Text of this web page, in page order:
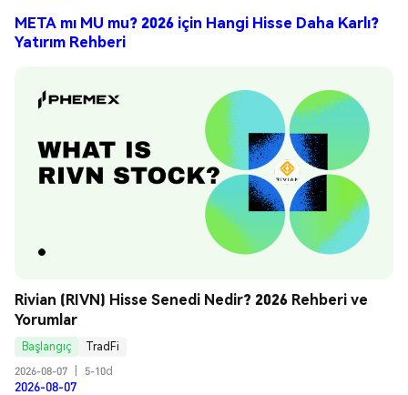
META mı MU mu? 2026 için Hangi Hisse Daha Karlı?
Yatırım Rehberi
Rivian (RIVN) Hisse Senedi Nedir? 2026 Rehberi ve
Yorumlar
Başlangıç
TradFi
2026-08-07
5-10d
2026-08-07